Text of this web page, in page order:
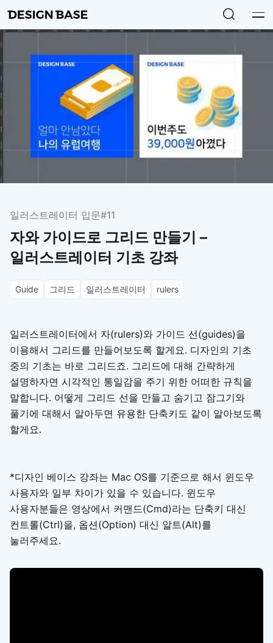
일러스트레이터 입문#11
자와 가이드로 그리드 만들기 –
일러스트레이터 기초 강좌
Guide 그리드 일러스트레이터 rulers
일러스트레이터에서 자(rulers)와 가이드 선(guides)을
이용해서 그리드를 만들어보도록 할게요. 디자인의 기초
중의 기초는 바로 그리드죠. 그리드에 대해 간략하게
설명하자면 시각적인 통일감을 주기 위한 어떠한 규칙을
말합니다. 어떻게 그리드 선을 만들고 숨기고 잠그기와
풀기에 대해서 알아두면 유용한 단축키도 같이 알아보도록
할게요.
*디자인 베이스 강좌는 Mac OS를 기준으로 해서 윈도우
사용자와 일부 차이가 있을 수 있습니다. 윈도우
사용자분들은 영상에서 커맨드(Cmd)라는 단축키 대신
컨트롤(Ctrl)을, 옵션(Option) 대신 알트(Alt)를
눌러주세요.